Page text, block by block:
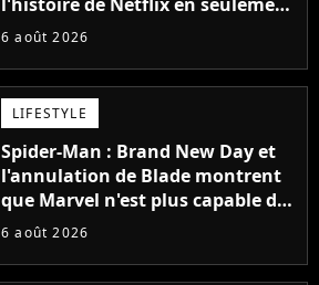
l'histoire de Netflix en seulement
48 jours
6 août 2026
LIFESTYLE
Spider-Man : Brand New Day et
l'annulation de Blade montrent
que Marvel n'est plus capable de
faire quoi que ce soit de simple
6 août 2026